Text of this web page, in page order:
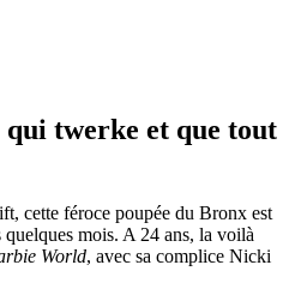
twerke et que tout
cette féroce poupée du Bronx est
mois. A 24 ans, la voilà
World, avec sa complice Nicki